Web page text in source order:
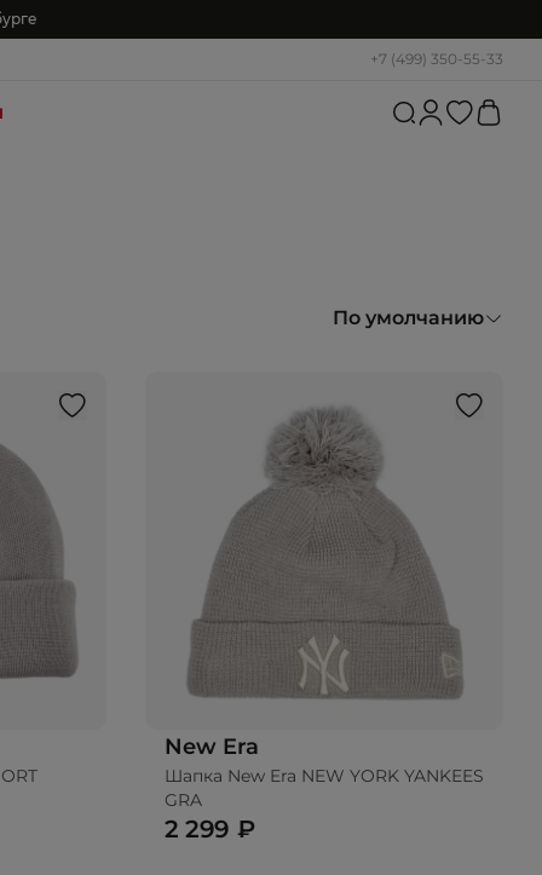
+7 (499) 350-55-33
По умолчанию
New Era
Шапка New Era NEW YORK YANKEES
GRA
2 299 ₽
Добавить в корзину